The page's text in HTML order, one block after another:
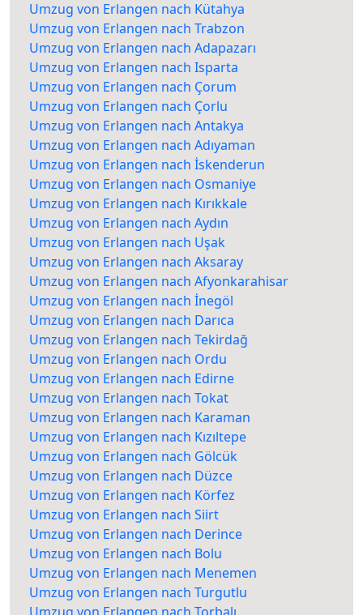
Umzug von Erlangen nach Kütahya
Umzug von Erlangen nach Trabzon
Umzug von Erlangen nach Adapazarı
Umzug von Erlangen nach Isparta
Umzug von Erlangen nach Çorum
Umzug von Erlangen nach Çorlu
Umzug von Erlangen nach Antakya
Umzug von Erlangen nach Adıyaman
Umzug von Erlangen nach İskenderun
Umzug von Erlangen nach Osmaniye
Umzug von Erlangen nach Kırıkkale
Umzug von Erlangen nach Aydın
Umzug von Erlangen nach Uşak
Umzug von Erlangen nach Aksaray
Umzug von Erlangen nach Afyonkarahisar
Umzug von Erlangen nach İnegöl
Umzug von Erlangen nach Darıca
Umzug von Erlangen nach Tekirdağ
Umzug von Erlangen nach Ordu
Umzug von Erlangen nach Edirne
Umzug von Erlangen nach Tokat
Umzug von Erlangen nach Karaman
Umzug von Erlangen nach Kızıltepe
Umzug von Erlangen nach Gölcük
Umzug von Erlangen nach Düzce
Umzug von Erlangen nach Körfez
Umzug von Erlangen nach Siirt
Umzug von Erlangen nach Derince
Umzug von Erlangen nach Bolu
Umzug von Erlangen nach Menemen
Umzug von Erlangen nach Turgutlu